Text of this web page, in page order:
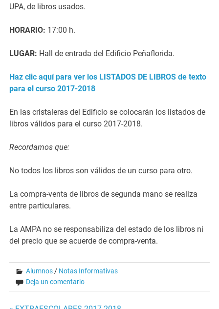
UPA, de libros usados.
HORARIO: 17:00 h.
LUGAR: Hall de entrada del Edificio Peñaflorida.
Haz clic aquí para ver los LISTADOS DE LIBROS de texto
para el curso 2017-2018
En las cristaleras del Edificio se colocarán los listados de
libros válidos para el curso 2017-2018.
Recordamos que:
No todos los libros son válidos de un curso para otro.
La compra-venta de libros de segunda mano se realiza
entre particulares.
La AMPA no se responsabiliza del estado de los libros ni
del precio que se acuerde de compra-venta.
Alumnos / Notas Informativas
Deja un comentario